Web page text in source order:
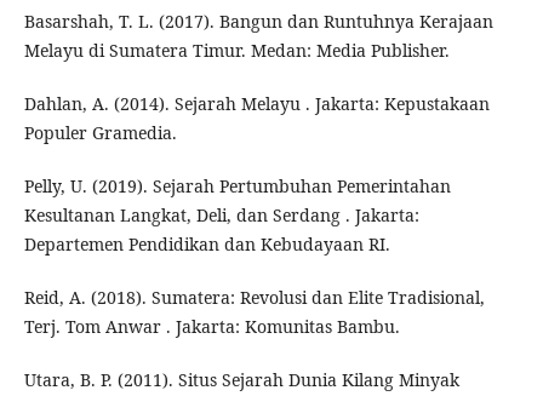
Basarshah, T. L. (2017). Bangun dan Runtuhnya Kerajaan
Melayu di Sumatera Timur. Medan: Media Publisher.
Dahlan, A. (2014). Sejarah Melayu . Jakarta: Kepustakaan
Populer Gramedia.
Pelly, U. (2019). Sejarah Pertumbuhan Pemerintahan
Kesultanan Langkat, Deli, dan Serdang . Jakarta:
Departemen Pendidikan dan Kebudayaan RI.
Reid, A. (2018). Sumatera: Revolusi dan Elite Tradisional,
Terj. Tom Anwar . Jakarta: Komunitas Bambu.
Utara, B. P. (2011). Situs Sejarah Dunia Kilang Minyak